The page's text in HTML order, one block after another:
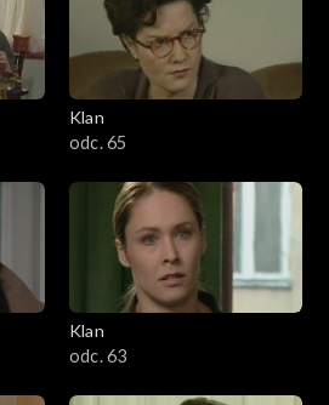
Klan
odc. 65
Klan
odc. 63